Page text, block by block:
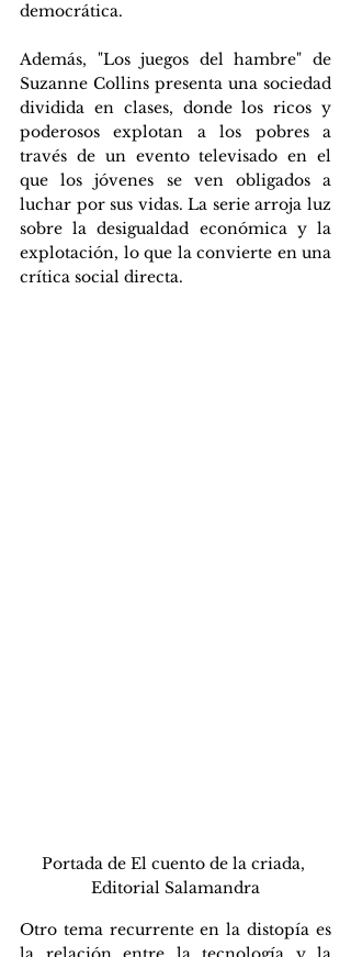
democrática.
Además, "Los juegos del hambre" de
Suzanne Collins presenta una sociedad
dividida en clases, donde los ricos y
poderosos explotan a los pobres a
través de un evento televisado en el
que los jóvenes se ven obligados a
luchar por sus vidas. La serie arroja luz
sobre la desigualdad económica y la
explotación, lo que la convierte en una
crítica social directa.
Portada de El cuento de la criada,
Editorial Salamandra
Otro tema recurrente en la distopía es